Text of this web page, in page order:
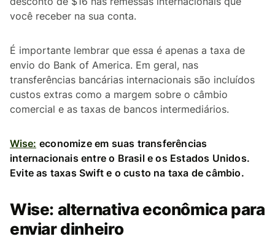
você receber na sua conta.
É importante lembrar que essa é apenas a taxa de
envio do Bank of America. Em geral, nas
transferências bancárias internacionais são incluídos
custos extras como a margem sobre o câmbio
comercial e as taxas de bancos intermediários.
Wise: economize em suas transferências
internacionais entre o Brasil e os Estados Unidos.
Evite as taxas Swift e o custo na taxa de câmbio.
Wise: alternativa econômica para
enviar dinheiro